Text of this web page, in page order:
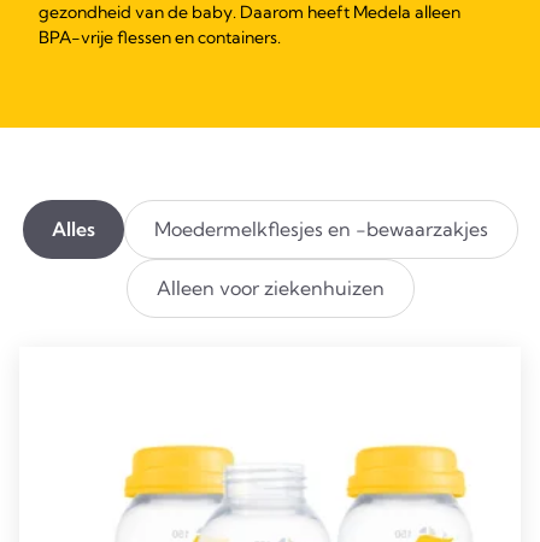
gezondheid van de baby. Daarom heeft Medela alleen
BPA-vrije flessen en containers.
Alles Moedermelkflesjes en -bewaarzakjes
Alleen voor ziekenhuizen